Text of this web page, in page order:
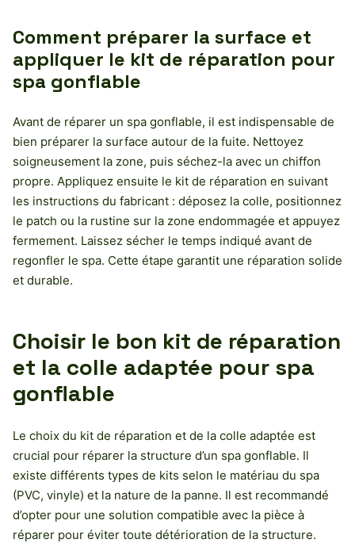
Comment préparer la surface et
appliquer le kit de réparation pour
spa gonflable
Avant de réparer un spa gonflable, il est indispensable de
bien préparer la surface autour de la fuite. Nettoyez
soigneusement la zone, puis séchez-la avec un chiffon
propre. Appliquez ensuite le kit de réparation en suivant
les instructions du fabricant : déposez la colle, positionnez
le patch ou la rustine sur la zone endommagée et appuyez
fermement. Laissez sécher le temps indiqué avant de
regonfler le spa. Cette étape garantit une réparation solide
et durable.
Choisir le bon kit de réparation
et la colle adaptée pour spa
gonflable
Le choix du kit de réparation et de la colle adaptée est
crucial pour réparer la structure d’un spa gonflable. Il
existe différents types de kits selon le matériau du spa
(PVC, vinyle) et la nature de la panne. Il est recommandé
d’opter pour une solution compatible avec la pièce à
réparer pour éviter toute détérioration de la structure.